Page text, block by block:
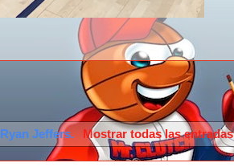
Ryan Jeffers. Mostrar todas las entradas